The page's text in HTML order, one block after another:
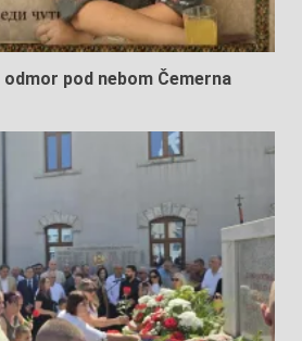
pod nebom Čemerna